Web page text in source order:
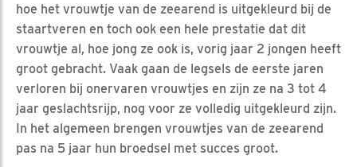
hoe het vrouwtje van de zeearend is uitgekleurd bij de
staartveren en toch ook een hele prestatie dat dit
vrouwtje al, hoe jong ze ook is, vorig jaar 2 jongen heeft
groot gebracht. Vaak gaan de legsels de eerste jaren
verloren bij onervaren vrouwtjes en zijn ze na 3 tot 4
jaar geslachtsrijp, nog voor ze volledig uitgekleurd zijn.
In het algemeen brengen vrouwtjes van de zeearend
pas na 5 jaar hun broedsel met succes groot.